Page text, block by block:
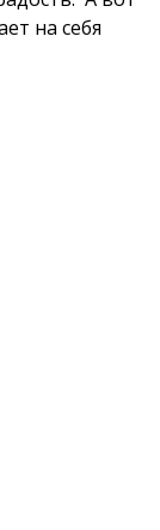
на себя